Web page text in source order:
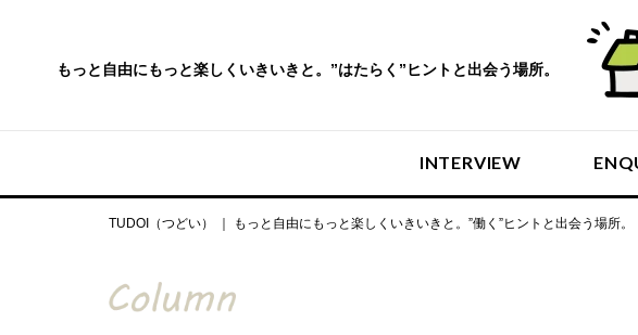
INTERVIEW
もっと自由にもっと楽しくいきいきと。 ”はたらく”ヒントと出会う場所。
TUDOI（つどい） ｜ もっと自由にもっと楽しくいきいきと。”働く”ヒントと出会う場所。